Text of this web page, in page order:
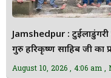
Jamshedpur : टुईलाडुंगरी
गुरु हरिकृष्ण साहिब जी का
August 10, 2026 4:06 am